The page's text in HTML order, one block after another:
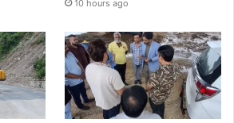
10 hours ago